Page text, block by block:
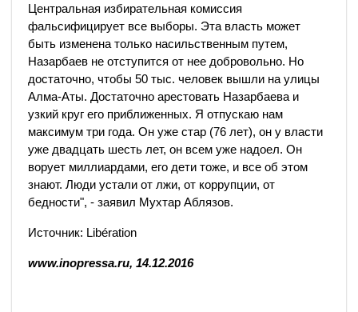
Центральная избирательная комиссия
фальсифицирует все выборы. Эта власть может
быть изменена только насильственным путем,
Назарбаев не отступится от нее добровольно. Но
достаточно, чтобы 50 тыс. человек вышли на улицы
Алма-Аты. Достаточно арестовать Назарбаева и
узкий круг его приближенных. Я отпускаю нам
максимум три года. Он уже стар (76 лет), он у власти
уже двадцать шесть лет, он всем уже надоел. Он
ворует миллиардами, его дети тоже, и все об этом
знают. Люди устали от лжи, от коррупции, от
бедности", - заявил Мухтар Аблязов.
Источник: Libération
www.inopressa.ru, 14.12.2016